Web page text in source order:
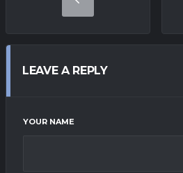
LEAVE A REPLY
YOUR NAME